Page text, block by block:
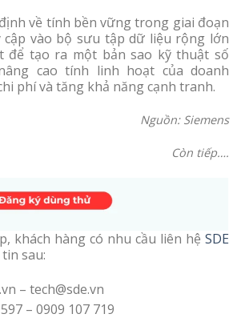
về tính bền vững trong giai đoạn
cập vào bộ sưu tập dữ liệu rộng lớn
để tạo ra một bản sao kỹ thuật số
cao tính linh hoạt của doanh
phí và tăng khả năng cạnh tranh.
Nguồn: Siemens
Còn tiếp….
khách hàng có nhu cầu liên hệ SDE
sau:
– tech@sde.vn
– 0909 107 719